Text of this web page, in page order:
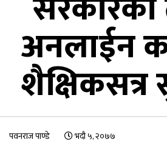
अनलाईन
शैक्षिकसत्र
पवनराज पाण्डे भदौ ५, २०७७